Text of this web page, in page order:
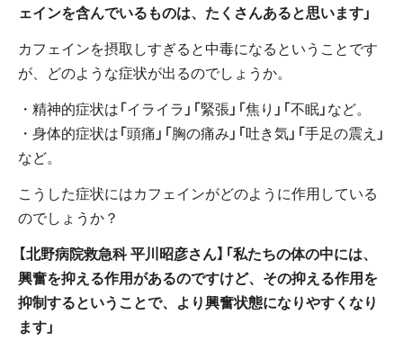
ェインを含んでいるものは、たくさんあると思います」
カフェインを摂取しすぎると中毒になるということです
が、どのような症状が出るのでしょうか。
・精神的症状は「イライラ」「緊張」「焦り」「不眠」など。
・身体的症状は「頭痛」「胸の痛み」「吐き気」「手足の震え」
など。
こうした症状にはカフェインがどのように作用している
のでしょうか？
【北野病院救急科 平川昭彦さん】「私たちの体の中には、
興奮を抑える作用があるのですけど、その抑える作用を
抑制するということで、より興奮状態になりやすくなり
ます」